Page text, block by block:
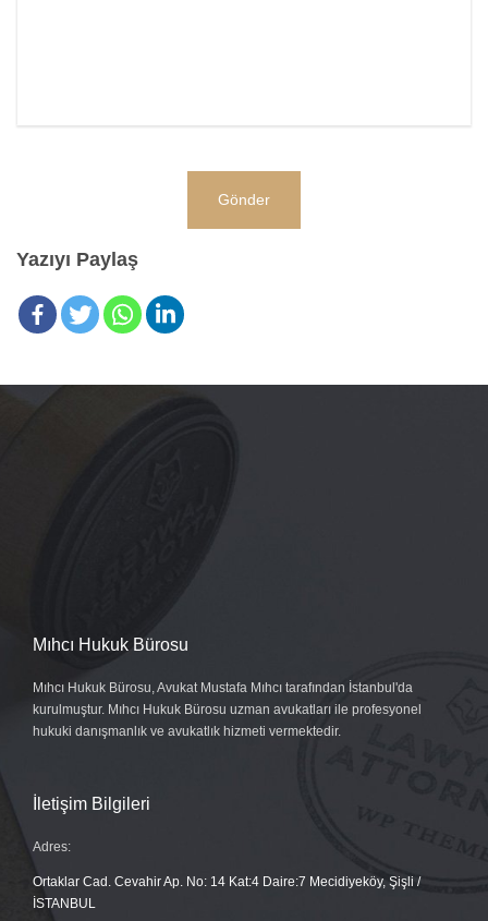
Yazıyı Paylaş
Mıhcı Hukuk Bürosu
Mıhcı Hukuk Bürosu, Avukat Mustafa Mıhcı tarafından İstanbul'da
kurulmuştur. Mıhcı Hukuk Bürosu uzman avukatları ile profesyonel
hukuki danışmanlık ve avukatlık hizmeti vermektedir.
İletişim Bilgileri
Adres:
Ortaklar Cad. Cevahir Ap. No: 14 Kat:4 Daire:7 Mecidiyeköy, Şişli /
İSTANBUL